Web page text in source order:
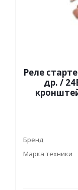
Реле
др. /
Бренд
Марка техники